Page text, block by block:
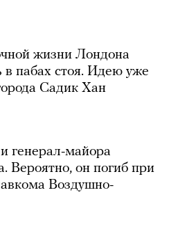
жизни Лондона
в пабах стоя. Идею уже
Садик Хан
генерал-майора
Вероятно, он погиб при
Воздушно-